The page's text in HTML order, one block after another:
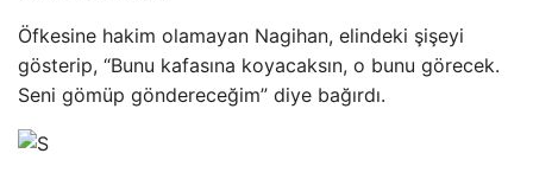
Öfkesine hakim olamayan Nagihan, elindeki şişeyi
gösterip, “Bunu kafasına koyacaksın, o bunu görecek.
Seni gömüp göndereceğim” diye bağırdı.